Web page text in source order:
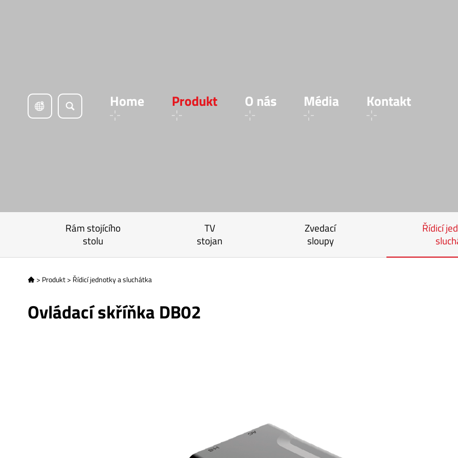
Home Produkt O nás Média Kontakt
Rám stojícího
stolu
TV
stojan
Zvedací
sloupy
Řídicí
 > Produkt > Řídicí jednotky a sluchátka
Ovládací skříňka DB02